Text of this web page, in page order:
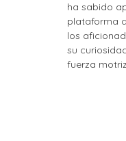
ha sabido
plataforma
los
su
fuerza